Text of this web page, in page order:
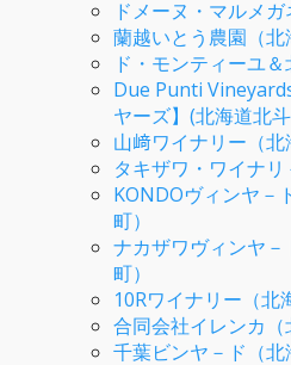
ドメーヌ・マルメ
蘭越いとう農園（北
ド・モンティーユ＆
Due Punti
ヤーズ】(北海道北
山﨑ワイナリー（北
タキザワ・ワイナリ
KONDOヴィンヤ－
町）
ナカザワヴィンヤ
町）
10Rワイナリー（北
合同会社イレンカ（
千葉ビンヤ－ド（北